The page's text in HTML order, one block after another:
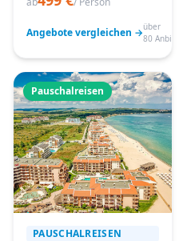
Angebote vergleichen →über
80
Pauschalreisen
PAUSCHALREISEN